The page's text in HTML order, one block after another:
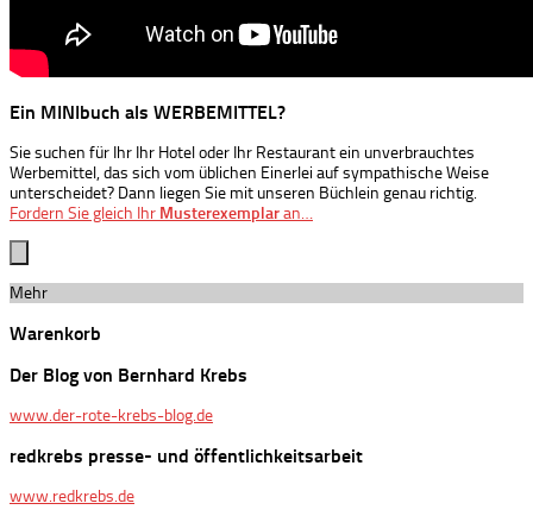
Ein MINIbuch als WERBEMITTEL?
Sie suchen für Ihr Ihr Hotel oder Ihr Restaurant ein unverbrauchtes
Werbemittel, das sich vom üblichen Einerlei auf sympathische Weise
unterscheidet? Dann liegen Sie mit unseren Büchlein genau richtig.
Fordern Sie gleich Ihr Musterexemplaran…
Mehr
Warenkorb
Der Blog von Bernhard Krebs
www.der-rote-krebs-blog.de
redkrebs presse- und öffentlichkeitsarbeit
www.redkrebs.de